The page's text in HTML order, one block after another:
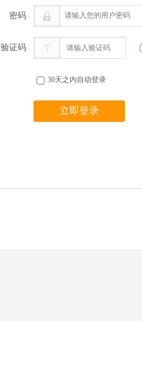
密码
验证码
30天之内自动登录